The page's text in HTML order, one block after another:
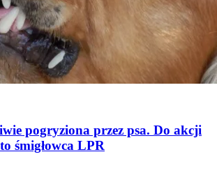
pogryziona przez psa. Do akcji
śmigłowca LPR